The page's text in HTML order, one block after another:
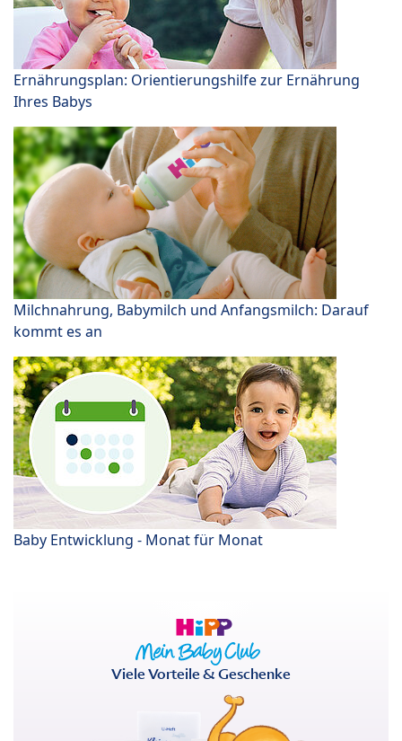
Ernährungsplan: Orientierungshilfe zur Ernährung
Ihres Babys
Milchnahrung, Babymilch und Anfangsmilch: Darauf
kommt es an
Baby Entwicklung - Monat für Monat
Viele Vorteile & Geschenke